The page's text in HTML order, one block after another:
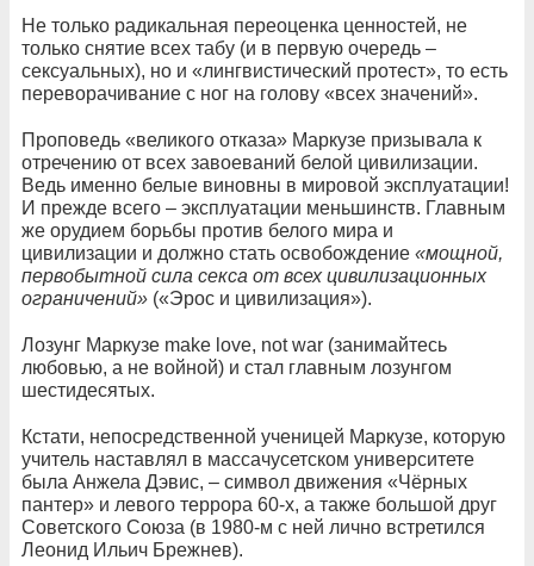
Не только радикальная переоценка ценностей, не
только снятие всех табу (и в первую очередь –
сексуальных), но и «лингвистический протест», то есть
переворачивание с ног на голову «всех значений».
Проповедь «великого отказа» Маркузе призывала к
отречению от всех завоеваний белой цивилизации.
Ведь именно белые виновны в мировой эксплуатации!
И прежде всего – эксплуатации меньшинств. Главным
же орудием борьбы против белого мира и
цивилизации и должно стать освобождение «мощной,
первобытной сила секса от всех цивилизационных
ограничений» («Эрос и цивилизация»).
Лозунг Маркузе make love, not war (занимайтесь
любовью, а не войной) и стал главным лозунгом
шестидесятых.
Кстати, непосредственной ученицей Маркузе, которую
учитель наставлял в массачусетском университете
была Анжела Дэвис, – символ движения «Чёрных
пантер» и левого террора 60-х, а также большой друг
Советского Союза (в 1980-м с ней лично встретился
Леонид Ильич Брежнев).